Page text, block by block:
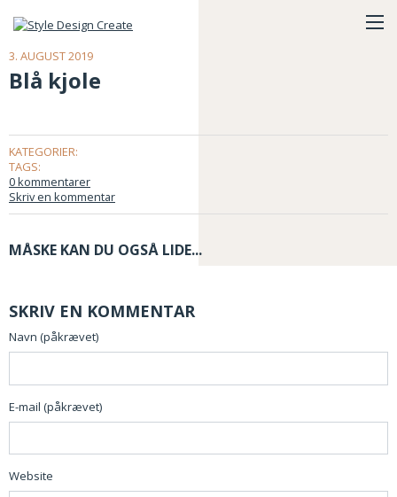
3. AUGUST 2019
Blå kjole
KATEGORIER:
TAGS:
0 kommentarer
Skriv en kommentar
MÅSKE KAN DU OGSÅ LIDE...
SKRIV EN KOMMENTAR
Navn (påkrævet)
E-mail (påkrævet)
Website